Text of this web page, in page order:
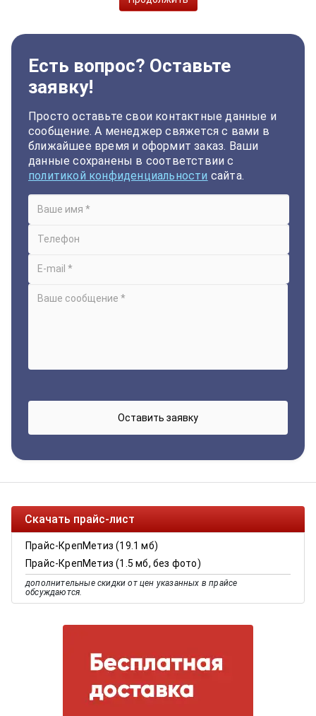
Есть вопрос? Оставьте
заявку!
Просто оставьте свои контактные данные и
сообщение. А менеджер свяжется с вами в
ближайшее время и оформит заказ. Ваши
данные сохранены в соответствии с
политикой конфиденциальности сайта.
Скачать прайс-лист
Прайс-КрепМетиз (19.1 мб)
Прайс-КрепМетиз (1.5 мб, без фото)
дополнительные скидки от цен указанных в прайсе
обсуждаются.